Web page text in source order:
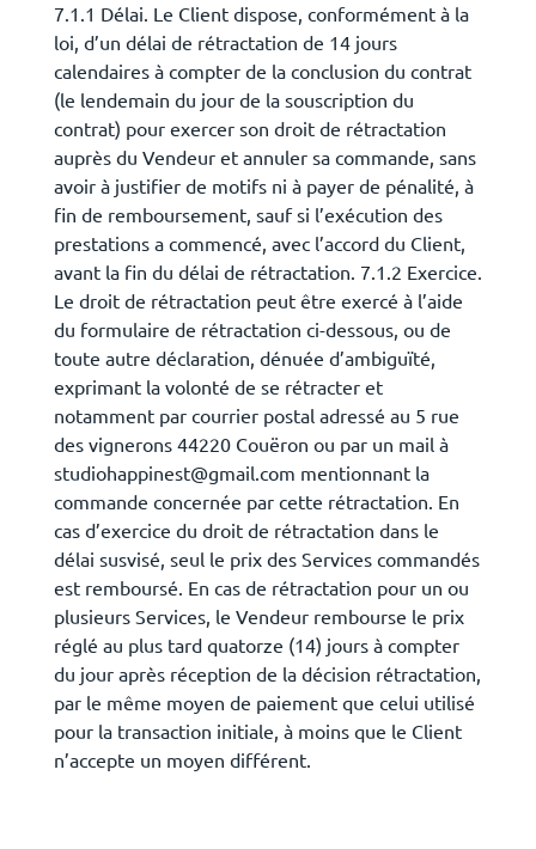
7.1.1 Délai. Le Client dispose, conformément à la
loi, d’un délai de rétractation de 14 jours
calendaires à compter de la conclusion du contrat
(le lendemain du jour de la souscription du
contrat) pour exercer son droit de rétractation
auprès du Vendeur et annuler sa commande, sans
avoir à justifier de motifs ni à payer de pénalité, à
fin de remboursement, sauf si l’exécution des
prestations a commencé, avec l’accord du Client,
avant la fin du délai de rétractation. 7.1.2 Exercice.
Le droit de rétractation peut être exercé à l’aide
du formulaire de rétractation ci-dessous, ou de
toute autre déclaration, dénuée d’ambiguïté,
exprimant la volonté de se rétracter et
notamment par courrier postal adressé au 5 rue
des vignerons 44220 Couëron ou par un mail à
studiohappinest@gmail.com mentionnant la
commande concernée par cette rétractation. En
cas d’exercice du droit de rétractation dans le
délai susvisé, seul le prix des Services commandés
est remboursé. En cas de rétractation pour un ou
plusieurs Services, le Vendeur rembourse le prix
réglé au plus tard quatorze (14) jours à compter
du jour après réception de la décision rétractation,
par le même moyen de paiement que celui utilisé
pour la transaction initiale, à moins que le Client
n’accepte un moyen différent.